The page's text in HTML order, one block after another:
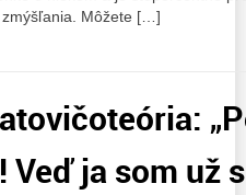
Môžete […]
ja som už